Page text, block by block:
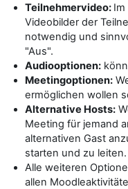
Teilnehmervideo:
Videobilder der
notwendig und
"Aus".
Audiooptionen:
Meetingoptionen:
ermöglichen wollen
Alternative Hosts:
Meeting für jemand
alternativen Gast
starten und zu leiten.
Alle weiteren
allen